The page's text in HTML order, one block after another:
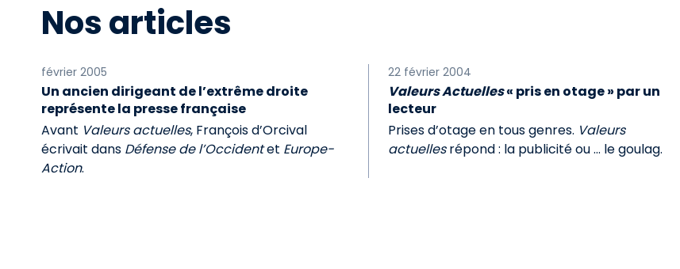
Nos articles
février 2005
Un ancien dirigeant de l’extrême droite
représente la presse française
Avant Valeurs actuelles, François d’Orcival
écrivait dans Défense de l’Occidentet Europe-
Action.
22 février 2004
Valeurs Actuelles« pris en otage » par un
lecteur
Prises d’otage en tous genres. Valeurs
actuellesrépond : la publicité ou ... le goulag.